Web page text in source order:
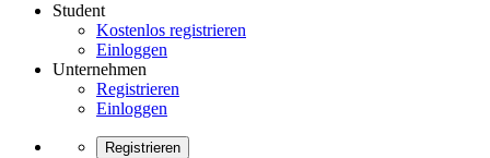
Student
Kostenlos registrieren
Einloggen
Unternehmen
Registrieren
Einloggen
Registrieren